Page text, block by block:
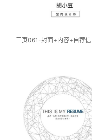
三页061-封面+内容+自荐信